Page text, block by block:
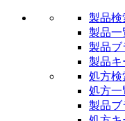
製品検
製品一
製品ブ
製品キ
処方検
処方一
製品ブ